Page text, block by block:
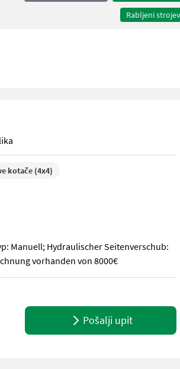
Rabljeni
kotače (4x4)
Manuell; Hydraulischer Seitenverschub:
vorhanden von 8000€
Hydraulischer Seitenverschub:
Pošalji upit